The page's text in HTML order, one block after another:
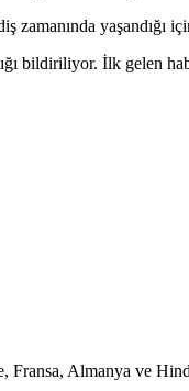
yaşandığı
bildiriliyor. İlk gelen
Fransa, Almanya ve